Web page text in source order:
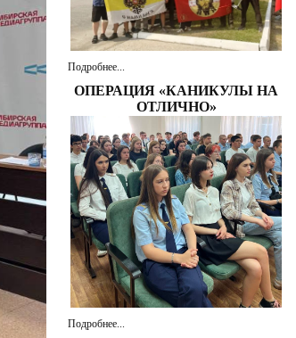
Подробнее...
ОПЕРАЦИЯ «КАНИКУЛЫ НА
ОТЛИЧНО»
Подробнее...